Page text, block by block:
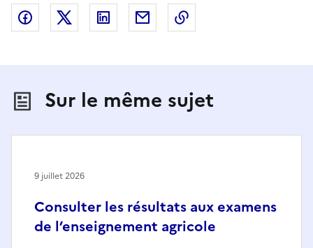
Partager sur Facebook
Partager sur X (anciennement Twitter)
Partager sur LinkedIn
Partager par email
Sur le même sujet
Consulter les résultats aux examens
de l’enseignement agricole
9 juillet 2026